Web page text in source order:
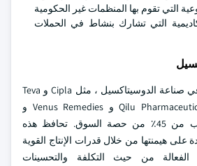
التي تقوم بها المنظمات غير الحكومية
التي تشارك بنشاط في الحملات
تمثل أفضل 5 شركات في صناعة الدوسيتاكسيل ، مثل Cipla و Teva
Pharmaceuticals و Qilu Pharmaceutical و Venus Remedies و
Alkem Labs ، ما يقرب من 45٪ من حصة السوق. تحافظ هذه
على هيمنتها من خلال قدرات الإنتاج القوية
الفعالة من حيث التكلفة والتحسينات